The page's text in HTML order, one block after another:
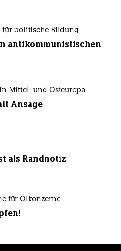
für politische Bildung
antikommunistischen
Mittel- und Osteuropa
Ansage
als Randnotiz
für Ölkonzerne